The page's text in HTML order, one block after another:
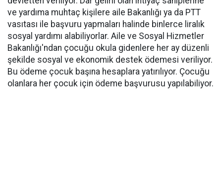
ve yardıma muhtaç kişilere aile Bakanlığı ya da PTT
vasıtası ile başvuru yapmaları halinde binlerce liralık
sosyal yardımı alabiliyorlar. Aile ve Sosyal Hizmetler
Bakanlığı'ndan çocuğu okula gidenlere her ay düzenli
şekilde sosyal ve ekonomik destek ödemesi veriliyor.
Bu ödeme çocuk başına hesaplara yatırılıyor. Çocuğu
olanlara her çocuk için ödeme başvurusu yapılabiliyor.